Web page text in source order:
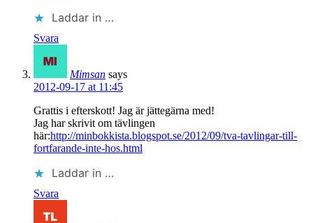
Laddar in …
Svara
Mimsan says
2012-09-17 at 11:45
Grattis i efterskott! Jag är jättegärna med!
Jag har skrivit om tävlingen
här:http://minbokkista.blogspot.se/2012/09/tva-tavlingar-till-
fortfarande-inte-hos.html
Laddar in …
Svara